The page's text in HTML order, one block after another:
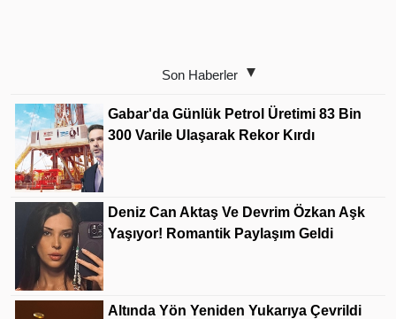
Son Haberler
Gabar'da Günlük Petrol Üretimi 83 Bin
300 Varile Ulaşarak Rekor Kırdı
Deniz Can Aktaş Ve Devrim Özkan Aşk
Yaşıyor! Romantik Paylaşım Geldi
Altında Yön Yeniden Yukarıya Çevrildi